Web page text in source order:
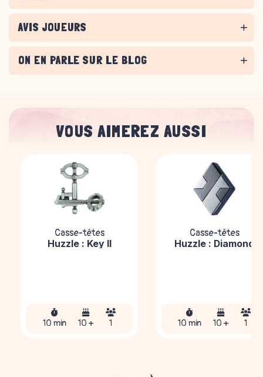
AVIS JOUEURS
ON EN PARLE SUR LE BLOG
VOUS AIMEREZ AUSSI
Casse-têtes
Huzzle : Key II
10 min 10 + 1
Casse-têtes
Huzzle : Diamond
10 min 10 + 1